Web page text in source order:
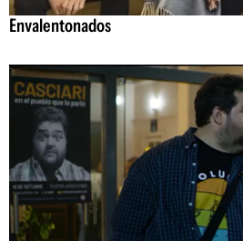
Envalentonados